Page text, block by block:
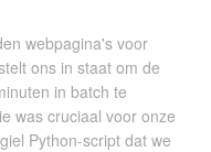
webpagina's voor
ons in staat om de
in batch te
was cruciaal voor onze
Python-script dat we